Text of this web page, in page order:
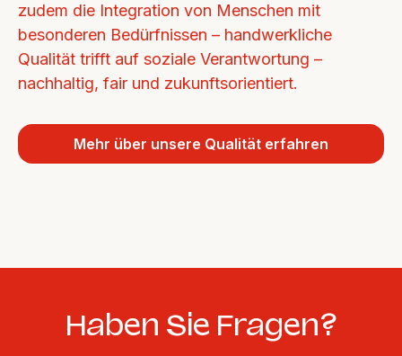
zudem die Integration von Menschen mit
besonderen Bedürfnissen – handwerkliche
Qualität trifft auf soziale Verantwortung –
nachhaltig, fair und zukunftsorientiert.
Mehr über unsere Qualität erfahren
Haben Sie Fragen?